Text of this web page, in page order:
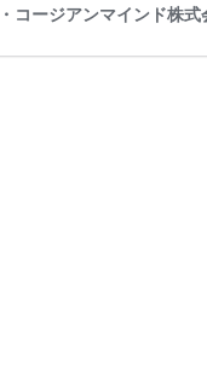
コージアンマインド株式